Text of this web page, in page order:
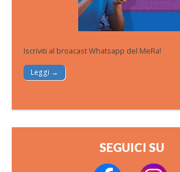
Iscriviti al broacast Whatsapp del MeRa!
Leggi →
SEGUICI SU